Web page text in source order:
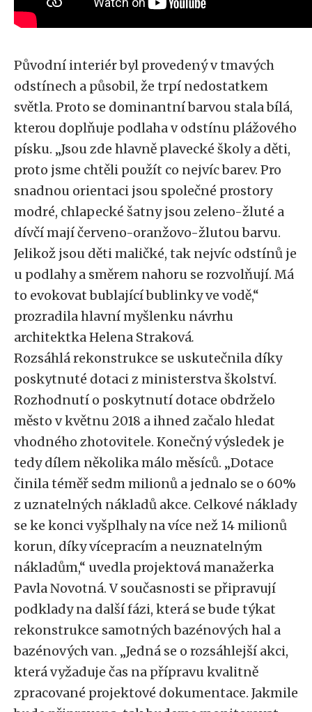
Původní interiér byl provedený v tmavých
odstínech a působil, že trpí nedostatkem
světla. Proto se dominantní barvou stala bílá,
kterou doplňuje podlaha v odstínu plážového
písku. „Jsou zde hlavně plavecké školy a děti,
proto jsme chtěli použít co nejvíc barev. Pro
snadnou orientaci jsou společné prostory
modré, chlapecké šatny jsou zeleno-žluté a
dívčí mají červeno-oranžovo-žlutou barvu.
Jelikož jsou děti maličké, tak nejvíc odstínů je
u podlahy a směrem nahoru se rozvolňují. Má
to evokovat bublající bublinky ve vodě,“
prozradila hlavní myšlenku návrhu
architektka Helena Straková.
Rozsáhlá rekonstrukce se uskutečnila díky
poskytnuté dotaci z ministerstva školství.
Rozhodnutí o poskytnutí dotace obdrželo
město v květnu 2018 a ihned začalo hledat
vhodného zhotovitele. Konečný výsledek je
tedy dílem několika málo měsíců. „Dotace
činila téměř sedm milionů a jednalo se o 60%
z uznatelných nákladů akce. Celkové náklady
se ke konci vyšplhaly na více než 14 milionů
korun, díky vícepracím a neuznatelným
nákladům,“ uvedla projektová manažerka
Pavla Novotná. V současnosti se připravují
podklady na další fázi, která se bude týkat
rekonstrukce samotných bazénových hal a
bazénových van. „Jedná se o rozsáhlejší akci,
která vyžaduje čas na přípravu kvalitně
zpracované projektové dokumentace. Jakmile